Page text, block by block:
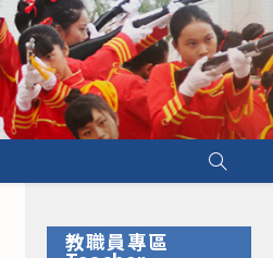
教職員專區